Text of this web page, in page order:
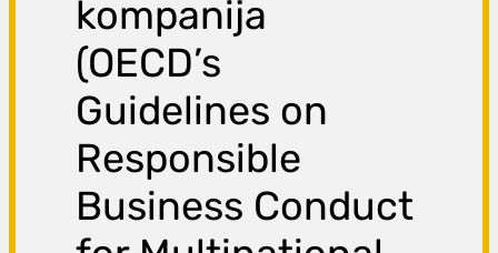
kompanija
(OECD’s
Guidelines on
Responsible
Business Conduct